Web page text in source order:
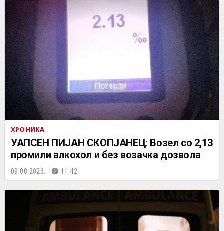
ХРОНИКА
УАПСЕН ПИЈАН СКОПЈАНЕЦ: Возел со 2,13
промили алкохол и без возачка дозвола
09.08.2026. 11:42